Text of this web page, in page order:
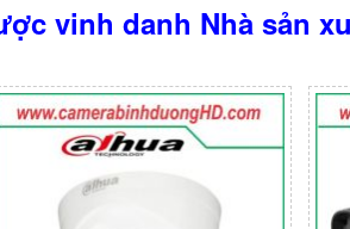
vinh danh Nhà sản